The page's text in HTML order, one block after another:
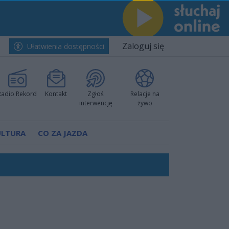
Ułatwienia dostępności Zaloguj się
Rekord Kontakt
Zgłoś
interwencję
Relacje na
żywo
CO ZA JAZDA